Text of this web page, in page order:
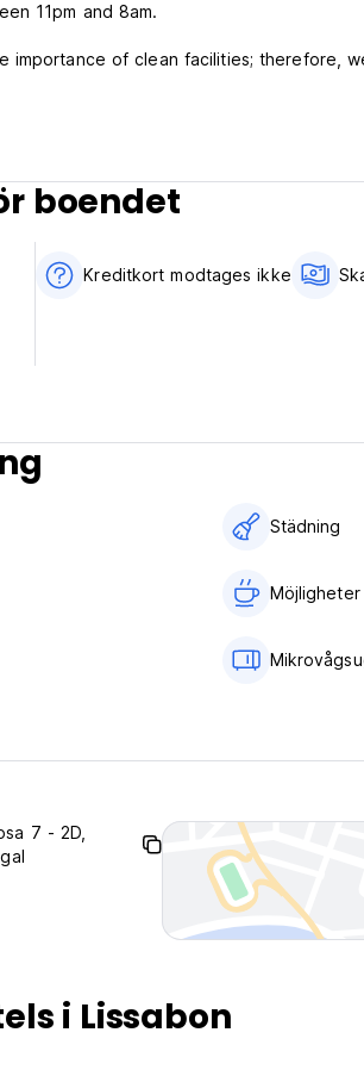
11pm and 8am.
importance of clean facilities; therefore,
or permanent reception. Check in is possible
time of arrival in advance so that we can ensure
check in.
boendet
Kreditkort modtages ikke
Städning
7 - 2D,
i Lissabon